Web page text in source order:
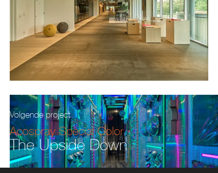
Volgende project
Acospray Special Color
The Upside Down